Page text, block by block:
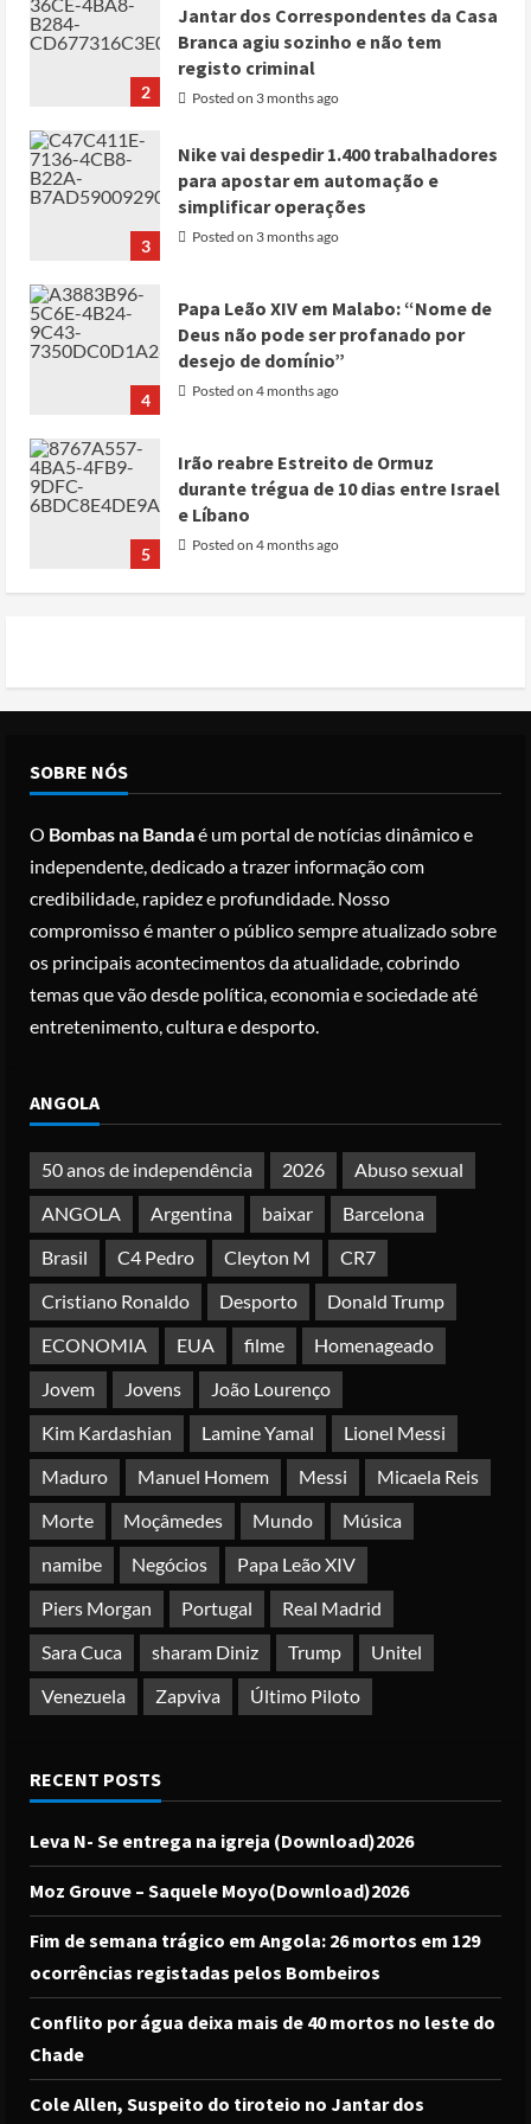
2
Jantar dos Correspondentes da Casa
Branca agiu sozinho e não tem
registo criminal
Posted on 3 months ago
3
Nike vai despedir 1.400 trabalhadores
para apostar em automação e
simplificar operações
Posted on 3 months ago
4
Papa Leão XIV em Malabo: “Nome de
Deus não pode ser profanado por
desejo de domínio”
Posted on 4 months ago
5
Irão reabre Estreito de Ormuz
durante trégua de 10 dias entre Israel
e Líbano
Posted on 4 months ago
1
Posted on 3 months ago
2
registo criminal
Posted on 3 months ago
3
Nike vai despedir 1.400 trabalhadores
para apostar em automação e
simplificar operações
Posted on 3 months ago
4
desejo de domínio”
Posted on 4 months ago
5
Irão reabre Estreito de Ormuz
durante trégua de 10 dias entre Israel
e Líbano
Posted on 4 months ago
SOBRE NÓS
O Bombas na Bandaé um portal de notícias dinâmico e
independente, dedicado a trazer informação com
credibilidade, rapidez e profundidade. Nosso
compromisso é manter o público sempre atualizado sobre
os principais acontecimentos da atualidade, cobrindo
temas que vão desde política, economia e sociedade até
entretenimento, cultura e desporto.
ANGOLA
50 anos de independência 2026
Abuso sexual
ANGOLA
Argentina baixar
Barcelona
Brasil
C4 Pedro Cleyton M
CR7
Cristiano Ronaldo
Desporto
Donald Trump
ECONOMIA
EUA filme
Homenageado
Jovem
Jovens
João Lourenço
Kim Kardashian
Lamine Yamal
Lionel Messi
Maduro
Manuel Homem Messi
Micaela Reis
Morte
Moçâmedes Mundo
Música
namibe
Negócios
Papa Leão XIV
Piers Morgan
Portugal
Real Madrid
Sara Cuca
sharam Diniz Trump
Unitel
Venezuela
Zapviva Último Piloto
RECENT POSTS
Leva N- Se entrega na igreja (Download)2026
Moz Grouve – Saquele Moyo(Download)2026
Fim de semana trágico em Angola: 26 mortos em 129
ocorrências registadas pelos Bombeiros
Conflito por água deixa mais de 40 mortos no leste do
Chade
Cole Allen, Suspeito do tiroteio no Jantar dos